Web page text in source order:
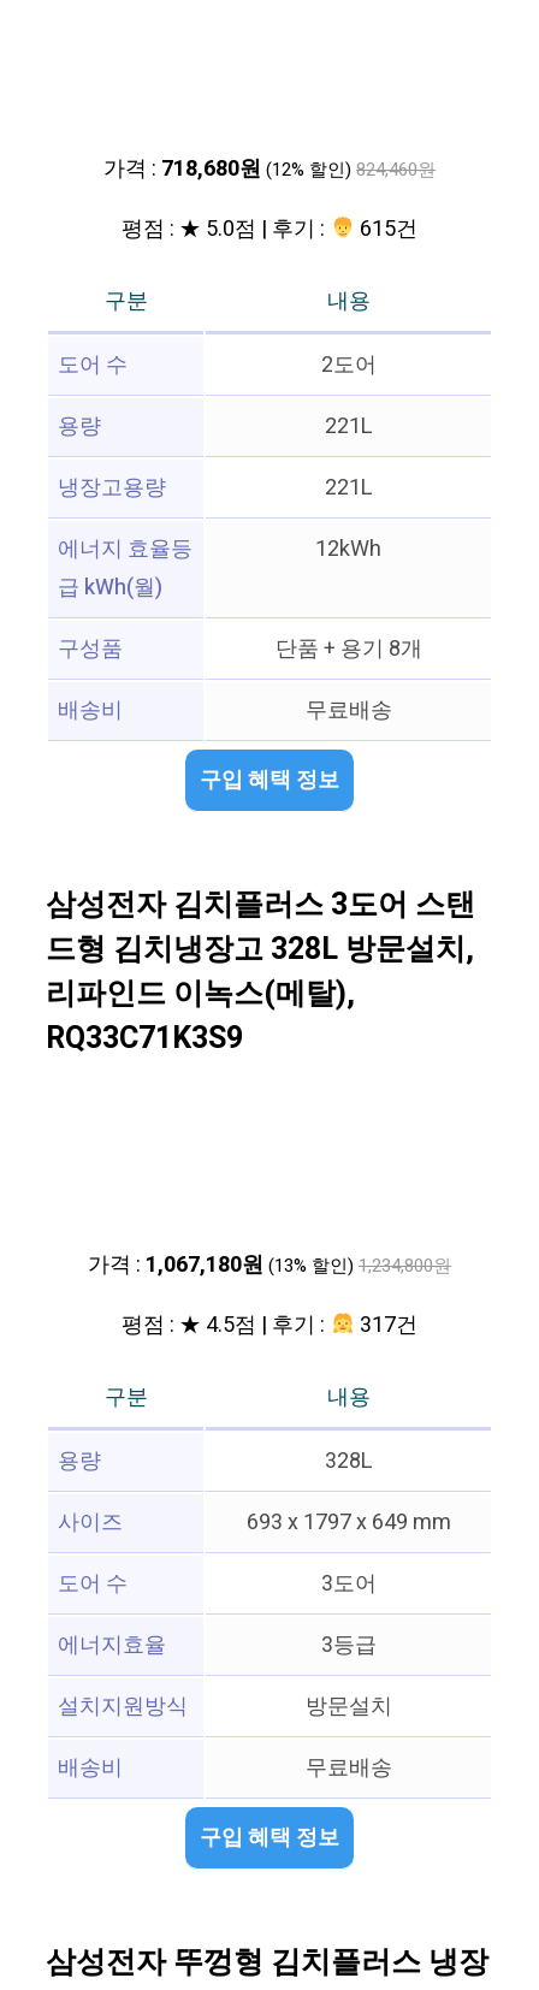
가격 : 718,680원 (12% 할인) 824,460원
평점 : ★ 5.0점 | 후기 : 615건
구분
내용
도어 수
2도어
용량
221L
냉장고용량
221L
에너지 효율등
급 kWh(월)
12kWh
구성품
단품 + 용기 8개
배송비
무료배송
구입 혜택 정보
삼성전자 김치플러스 3도어 스탠
드형 김치냉장고 328L 방문설치,
리파인드 이녹스(메탈),
RQ33C71K3S9
가격 : 1,067,180원 (13% 할인) 1,234,800원
평점 : ★ 4.5점 | 후기 : 317건
구분
내용
용량
328L
사이즈
693 x 1797 x 649 mm
도어 수
3도어
에너지효율
3등급
설치지원방식
방문설치
배송비
무료배송
구입 혜택 정보
삼성전자 뚜껑형 김치플러스 냉장